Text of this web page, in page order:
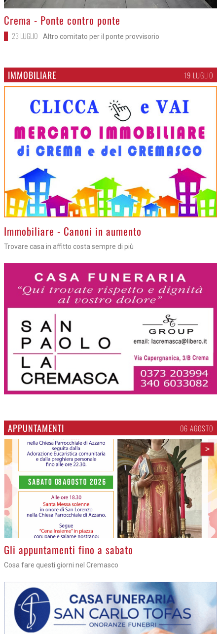
>
Crema - Ponte contro ponte
23 LUGLIO Altro comitato per il ponte provvisorio
IMMOBILIARE 19 LUGLIO
>Immobiliare - Canoni in aumento
Trovare casa in affitto costa sempre di più
APPUNTAMENTI 06 AGOSTO
>
Gli appuntamenti fino a sabato
Cosa fare questi giorni nel Cremasco